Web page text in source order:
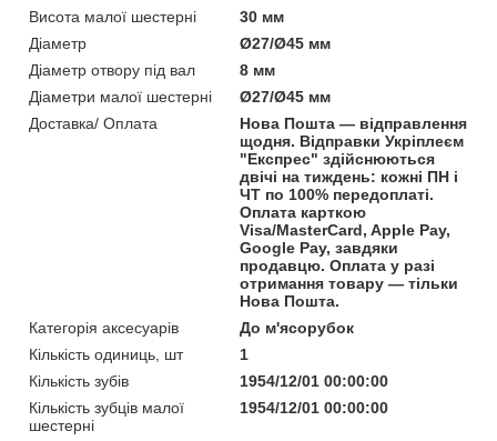
Висота малої шестерні
30 мм
Діаметр
Ø27/Ø45 мм
Діаметр отвору під вал
8 мм
Діаметри малої шестерні
Ø27/Ø45 мм
Доставка/ Оплата
Нова Пошта — відправлення
щодня. Відправки Укріплеєм
"Експрес" здійснюються
двічі на тиждень: кожні ПН і
ЧТ по 100% передоплаті.
Оплата карткою
Visa/MasterCard, Apple Pay,
Google Pay, завдяки
продавцю. Оплата у разі
отримання товару — тільки
Нова Пошта.
Категорія аксесуарів
До м'ясорубок
Кількість одиниць, шт
1
Кількість зубів
1954/12/01 00:00:00
Кількість зубців малої
шестерні
1954/12/01 00:00:00